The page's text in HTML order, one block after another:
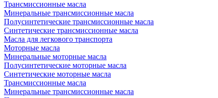
Трансмиссионные масла
Минеральные трансмиссионные масла
Полусинтетические трансмиссионные масла
Синтетические трансмиссионные масла
Масла для легкового транспорта
Моторные масла
Минеральные моторные масла
Полусинтетические моторные масла
Синтетические моторные масла
Трансмиссионные масла
Минеральные трансмиссионные масла